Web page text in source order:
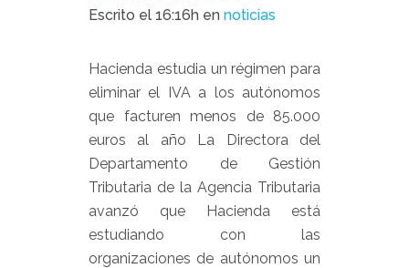
Escrito el 16:16h en noticias
Hacienda estudia un régimen para
eliminar el IVA a los autónomos
que facturen menos de 85.000
euros al año La Directora del
Departamento de Gestión
Tributaria de la Agencia Tributaria
avanzó que Hacienda está
estudiando con las
organizaciones de autónomos un